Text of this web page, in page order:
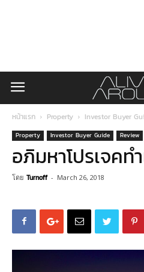
หน้าแรก Property Investor Buyer
Property Investor Buyer Guide Review
อภิมหาโปรเจคท
โดย Turnoff - March 26, 2018